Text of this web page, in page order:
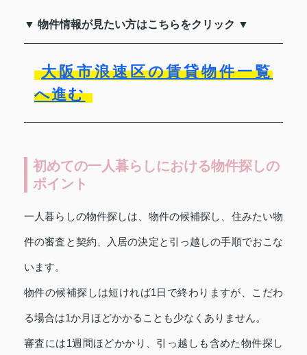
▼ 物件情報が見たい方はこちらをクリック ▼
大阪市浪速区の賃貸物件一覧
へ進む
初めての一人暮らしにおける物件探しの
ポイント
一人暮らしの物件探しは、物件の候補探し、住みたい物
件の審査と契約、入居の決定と引っ越しの手順でおこな
います。
物件の候補探しは短ければ1日で終わりますが、こだわ
る場合は1か月ほどかかることも少なくありません。
審査には1週間ほどかかり、引っ越しも含めた物件探し